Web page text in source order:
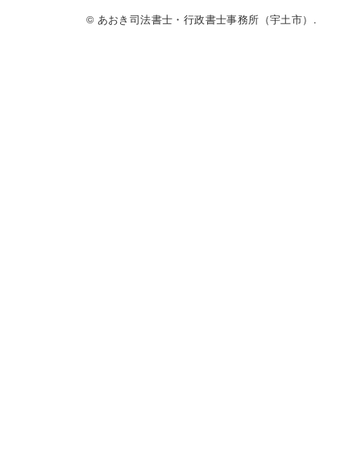
© あおき司法書士・行政書士事務所（宇土市）.